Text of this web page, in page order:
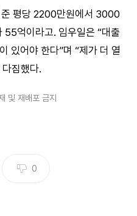
평당 2200만원에서 3000
55억이라고. 임우일은 “대출
있어야 한다”며 “제가 더 열
짐했다.
및 재배포 금지
0